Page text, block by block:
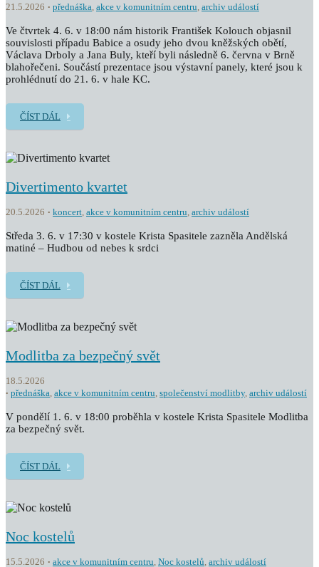
21.5.2026 přednáška, akce v komunitním centru, archiv událostí
Ve čtvrtek 4. 6. v 18:00 nám historik František Kolouch objasnil
souvislosti případu Babice a osudy jeho dvou kněžských obětí,
Václava Drboly a Jana Buly, kteří byli následně 6. června v Brně
blahořečeni. Součástí prezentace jsou výstavní panely, které jsou k
prohlédnutí do 21. 6. v hale KC.
ČÍST DÁL
Divertimento kvartet
20.5.2026 koncert, akce v komunitním centru, archiv událostí
Středa 3. 6. v 17:30 v kostele Krista Spasitele zazněla Andělská
matiné – Hudbou od nebes k srdci
ČÍST DÁL
Modlitba za bezpečný svět
18.5.2026
přednáška, akce v komunitním centru, společenství modlitby, archiv událostí
V pondělí 1. 6. v 18:00 proběhla v kostele Krista Spasitele Modlitba
za bezpečný svět.
ČÍST DÁL
Noc kostelů
15.5.2026 akce v komunitním centru, Noc kostelů, archiv událostí